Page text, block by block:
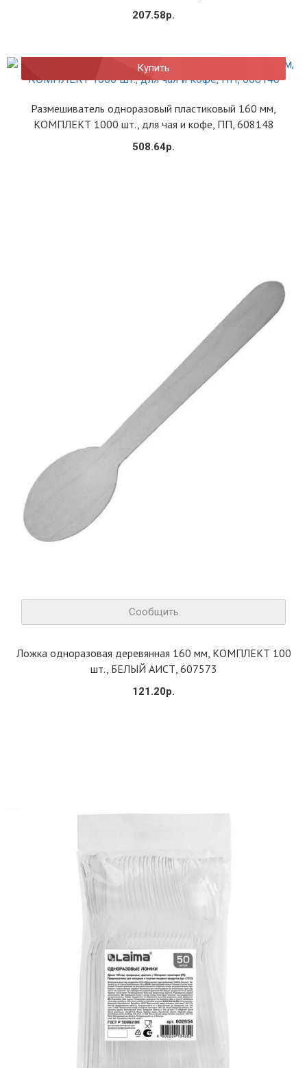
207.58р.
Купить
Размешиватель одноразовый пластиковый 160 мм,
КОМПЛЕКТ 1000 шт., для чая и кофе, ПП, 608148
508.64р.
Сообщить
Ложка одноразовая деревянная 160 мм, КОМПЛЕКТ 100
шт., БЕЛЫЙ АИСТ, 607573
121.20р.